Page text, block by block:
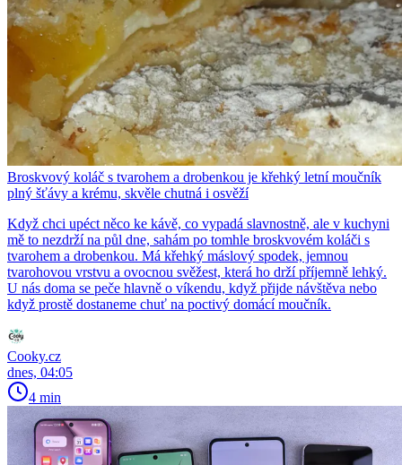
Broskvový koláč s tvarohem a drobenkou je křehký letní moučník
plný šťávy a krému, skvěle chutná i osvěží
Když chci upéct něco ke kávě, co vypadá slavnostně, ale v kuchyni
mě to nezdrží na půl dne, sahám po tomhle broskvovém koláči s
tvarohem a drobenkou. Má křehký máslový spodek, jemnou
tvarohovou vrstvu a ovocnou svěžest, která ho drží příjemně lehký.
U nás doma se peče hlavně o víkendu, když přijde návštěva nebo
když prostě dostaneme chuť na poctivý domácí moučník.
Cooky.cz
dnes, 04:05
4 min